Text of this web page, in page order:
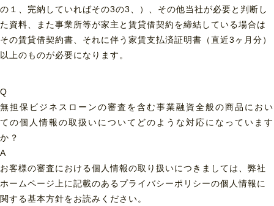
の１、完納していればその3の3、）、その他当社が必要と判断し
た資料、また事業所等が家主と賃貸借契約を締結している場合は
その賃貸借契約書、それに伴う家賃支払済証明書（直近3ヶ月分）
以上のものが必要になります。
Q
無担保ビジネスローンの審査を含む事業融資全般の商品におい
ての個人情報の取扱いについてどのような対応になっています
か？
A
お客様の審査における個人情報の取り扱いにつきましては、弊社
ホームページ上に記載のあるプライバシーポリシーの個人情報に
関する基本方針をお読みください。